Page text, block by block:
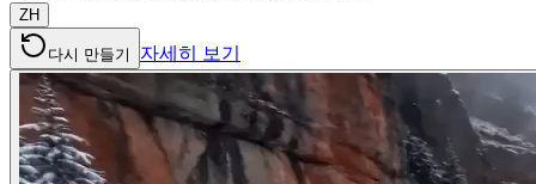
ZH
다시 만들기 자세히 보기